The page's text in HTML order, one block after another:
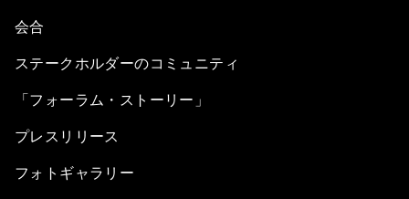
会合
ステークホルダーのコミュニティ
「フォーラム・ストーリー」
プレスリリース
フォトギャラリー